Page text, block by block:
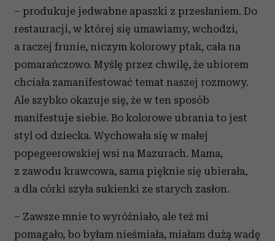
– produkuje jedwabne apaszki z przesłaniem. Do
restauracji, w której się umawiamy, wchodzi,
a raczej frunie, niczym kolorowy ptak, cała na
pomarańczowo. Myślę przez chwilę, że ubiorem
chciała zamanifestować temat naszej rozmowy.
Ale szybko okazuje się, że w ten sposób
manifestuje siebie. Bo kolorowe ubrania to jest
styl od dziecka. Wychowała się w małej
popegeerowskiej wsi na Mazurach. Mama,
z zawodu krawcowa, sama pięknie się ubierała,
a dla córki szyła sukienki ze starych zasłon.
– Zawsze mnie to wyróżniało, ale też mi
pomagało, bo byłam nieśmiała, miałam dużą wadę